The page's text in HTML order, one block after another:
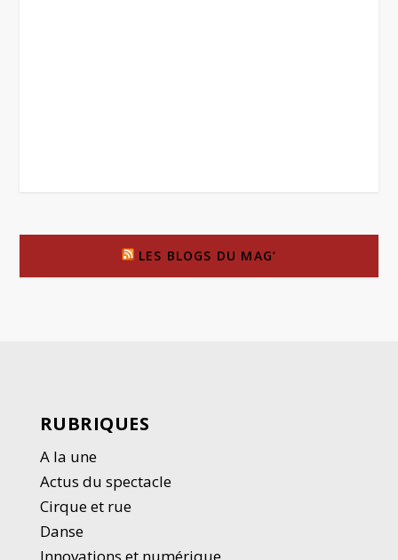
LES BLOGS DU MAG’
RUBRIQUES
A la une
Actus du spectacle
Cirque et rue
Danse